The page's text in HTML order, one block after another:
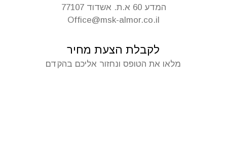
Office@msk-almor.co.il
המדע 60 א.ת. אשדוד 77107
לקבלת הצעת מחיר
מלאו את הטופס ונחזור אליכם בהקדם